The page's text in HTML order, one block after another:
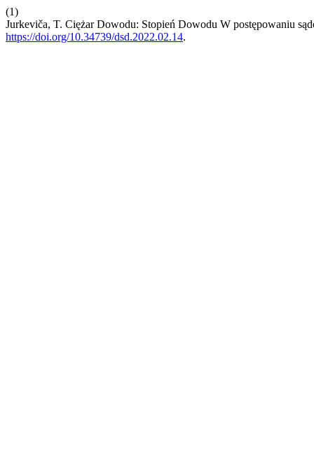
(1)
Jurkeviča, T. Ciężar Dowodu: Stopień Dowodu W postępowaniu
https://doi.org/10.34739/dsd.2022.02.14.